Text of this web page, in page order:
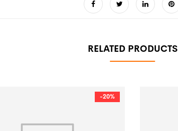
RELATED PRODUCTS
-20%